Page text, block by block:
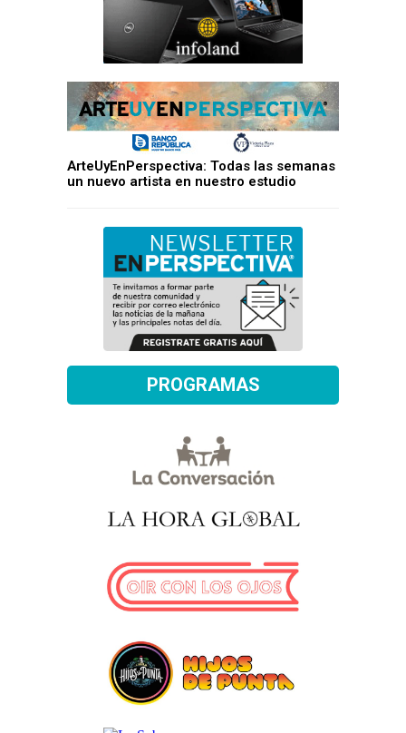
ArteUyEnPerspectiva: Todas las semanas
un nuevo artista en nuestro estudio
PROGRAMAS